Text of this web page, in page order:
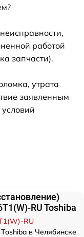
работой
запчасти).
утрата
заявленным
RU Toshiba
RU
в Челябинске